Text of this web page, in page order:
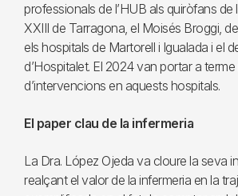
professionals de l’HUB als quiròfans de
XXIII de Tarragona, el Moisés Broggi,
els hospitals de Martorell i Igualada i el
d’Hospitalet. El 2024 van portar a terme
d’intervencions en aquests hospitals.
El paper clau de la infermeria
La Dra. López Ojeda va cloure la seva
realçant el valor de la infermeria en la